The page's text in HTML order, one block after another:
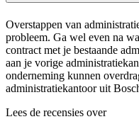
Overstappen van
probleem. Ga wel even na
contract met je bestaande
aan je vorige
onderneming kunnen
administratiekantoor uit
Lees de recensies over